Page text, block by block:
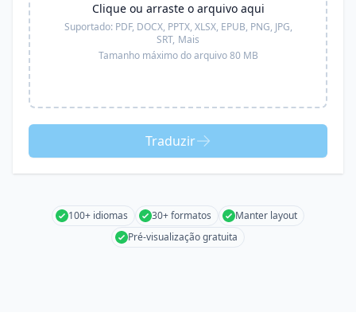
Clique ou arraste o arquivo aqui
Suportado: PDF, DOCX, PPTX, XLSX, EPUB, PNG, JPG,
SRT, Mais
Tamanho máximo do arquivo 80 MB
Traduzir
100+ idiomas 30+ formatos
Manter layout
Pré-visualização gratuita